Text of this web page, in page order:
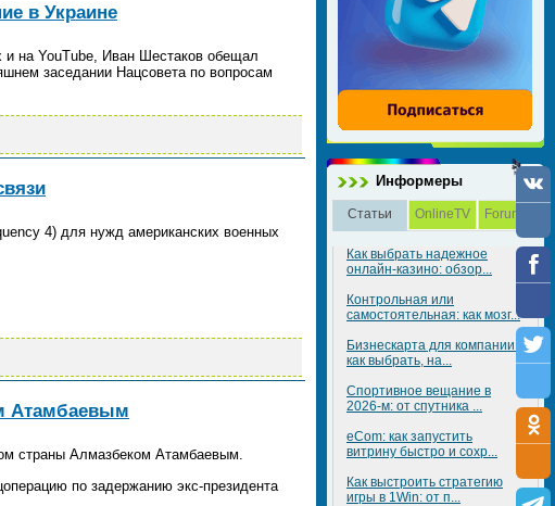
в Украине
и на YouTube, Иван Шестаков обещал
заседании Нацсовета по вопросам
4) для нужд американских военных
Атамбаевым
страны Алмазбеком Атамбаевым.
по задержанию экс-президента
Информеры
Статьи OnlineTV Forum
Как выбрать надежное
онлайн-казино: обзор...
Контрольная или
самостоятельная: как мозг...
Бизнескарта для компании:
как выбрать, на...
Спортивное вещание в
2026-м: от спутника ...
eCom: как запустить
витрину быстро и сохр...
Как выстроить стратегию
игры в 1Win: от п...